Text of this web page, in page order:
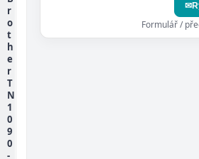
r
o
t
h
e
r
T
N
1
0
9
0
-
✉
Formulář /